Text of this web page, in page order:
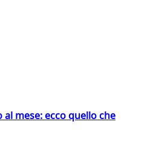
mese: ecco quello che